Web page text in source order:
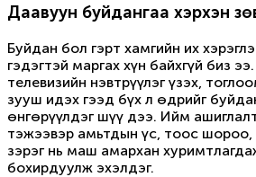
Даавуун буйдангаа хэрхэн
Буйдан бол гэрт хамгийн их
гэдэгтэй маргах хүн байхгүй биз
телевизийн нэвтрүүлэг үзэх,
зууш идэх гээд бүх л өдрийг
өнгөрүүлдэг шүү дээ. Ийм
тэжээвэр амьтдын үс, тоос
зэрэг нь маш амархан
бохирдуулж эхэлдэг.